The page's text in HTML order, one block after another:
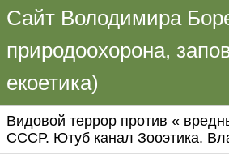
Сайт Володимира
природоохорона,
екоетика)
Видовой террор против «
СССР. Ютуб канал Зооэтика.